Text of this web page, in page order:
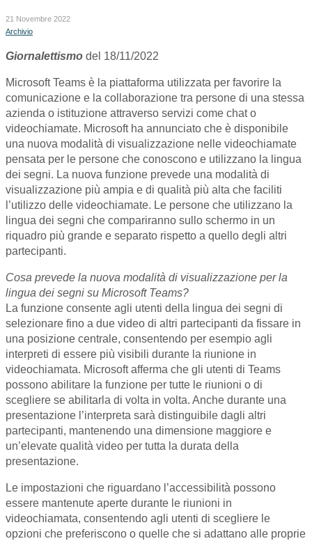
21 Novembre 2022
Archivio
Giornalettismo del 18/11/2022
Microsoft Teams è la piattaforma utilizzata per favorire la
comunicazione e la collaborazione tra persone di una stessa
azienda o istituzione attraverso servizi come chat o
videochiamate. Microsoft ha annunciato che è disponibile
una nuova modalità di visualizzazione nelle videochiamate
pensata per le persone che conoscono e utilizzano la lingua
dei segni. La nuova funzione prevede una modalità di
visualizzazione più ampia e di qualità più alta che faciliti
l’utilizzo delle videochiamate. Le persone che utilizzano la
lingua dei segni che compariranno sullo schermo in un
riquadro più grande e separato rispetto a quello degli altri
partecipanti.
Cosa prevede la nuova modalità di visualizzazione per la
lingua dei segni su Microsoft Teams?
La funzione consente agli utenti della lingua dei segni di
selezionare fino a due video di altri partecipanti da fissare in
una posizione centrale, consentendo per esempio agli
interpreti di essere più visibili durante la riunione in
videochiamata. Microsoft afferma che gli utenti di Teams
possono abilitare la funzione per tutte le riunioni o di
scegliere se abilitarla di volta in volta. Anche durante una
presentazione l’interpreta sarà distinguibile dagli altri
partecipanti, mantenendo una dimensione maggiore e
un’elevate qualità video per tutta la durata della
presentazione.
Le impostazioni che riguardano l’accessibilità possono
essere mantenute aperte durante le riunioni in
videochiamata, consentendo agli utenti di scegliere le
opzioni che preferiscono o quelle che si adattano alle proprie